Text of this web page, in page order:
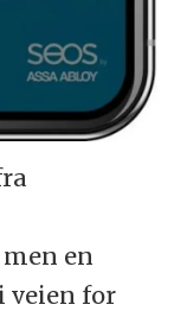
en
veien for